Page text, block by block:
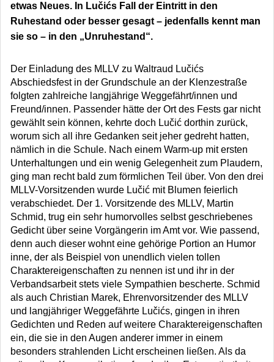
etwas Neues. In Lučićs Fall der Eintritt in den
Ruhestand oder besser gesagt – jedenfalls kennt man
sie so – in den „Unruhestand“.
Der Einladung des MLLV zu Waltraud Lučićs
Abschiedsfest in der Grundschule an der Klenzestraße
folgten zahlreiche langjährige Weggefährt/innen und
Freund/innen. Passender hätte der Ort des Fests gar nicht
gewählt sein können, kehrte doch Lučić dorthin zurück,
worum sich all ihre Gedanken seit jeher gedreht hatten,
nämlich in die Schule. Nach einem Warm-up mit ersten
Unterhaltungen und ein wenig Gelegenheit zum Plaudern,
ging man recht bald zum förmlichen Teil über. Von den drei
MLLV-Vorsitzenden wurde Lučić mit Blumen feierlich
verabschiedet. Der 1. Vorsitzende des MLLV, Martin
Schmid, trug ein sehr humorvolles selbst geschriebenes
Gedicht über seine Vorgängerin im Amt vor. Wie passend,
denn auch dieser wohnt eine gehörige Portion an Humor
inne, der als Beispiel von unendlich vielen tollen
Charaktereigenschaften zu nennen ist und ihr in der
Verbandsarbeit stets viele Sympathien bescherte. Schmid
als auch Christian Marek, Ehrenvorsitzender des MLLV
und langjähriger Weggefährte Lučićs, gingen in ihren
Gedichten und Reden auf weitere Charaktereigenschaften
ein, die sie in den Augen anderer immer in einem
besonders strahlenden Licht erscheinen ließen. Als da